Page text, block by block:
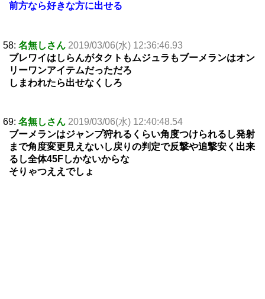
前方なら好きな方に出せる
58: 名無しさん 2019/03/06(水) 12:36:46.93
ブレワイはしらんがタクトもムジュラもブーメランはオン
リーワンアイテムだっただろ
しまわれたら出せなくしろ
69: 名無しさん 2019/03/06(水) 12:40:48.54
ブーメランはジャンプ狩れるくらい角度つけられるし発射
まで角度変更見えないし戻りの判定で反撃や追撃安く出来
るし全体45Fしかないからな
そりゃつええでしょ